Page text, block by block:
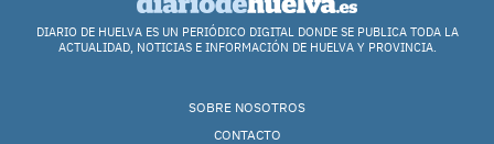
DIARIO DE HUELVA ES UN PERIÓDICO DIGITAL DONDE SE PUBLICA TODA LA
ACTUALIDAD, NOTICIAS E INFORMACIÓN DE HUELVA Y PROVINCIA.
SOBRE NOSOTROS
CONTACTO